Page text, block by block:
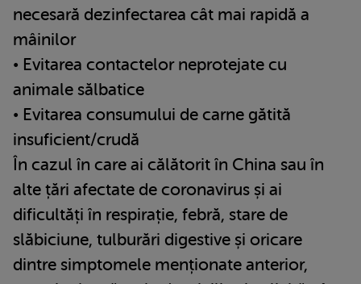
necesară dezinfectarea cât mai rapidă a
mâinilor
• Evitarea contactelor neprotejate cu
animale sălbatice
• Evitarea consumului de carne gătită
insuficient/crudă
În cazul în care ai călătorit în China sau în
alte țări afectate de coronavirus și ai
dificultăți în respirație, febră, stare de
slăbiciune, tulburări digestive și oricare
dintre simptomele menționate anterior,